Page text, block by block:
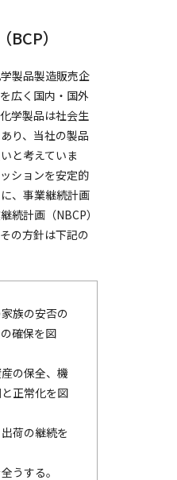
）
製品製造販売企
広く国内・国外
学製品は社会生
り、当社の製品
と考えていま
ションを安定的
、事業継続計画
続計画（NBCP）
の方針は下記の
族の安否の
確保を図
の保全、機
正常化を図
荷の継続を
うする。